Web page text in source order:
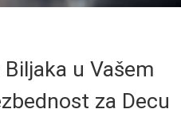
u Vašem
za Decu